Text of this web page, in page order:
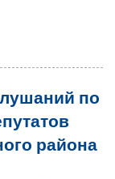
по
района